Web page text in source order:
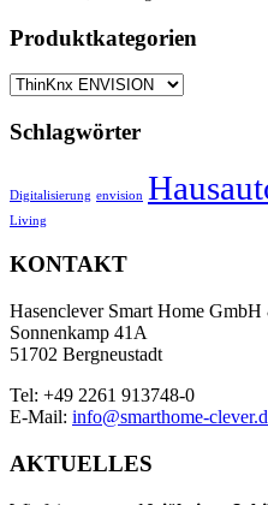
Produktkategorien
Schlagwörter
Digitalisierung envision
Living
KONTAKT
Hasenclever Smart Home
Sonnenkamp 41A
51702 Bergneustadt
Tel: +49 2261 913748-0
E-Mail: info@smarthome-
AKTUELLES